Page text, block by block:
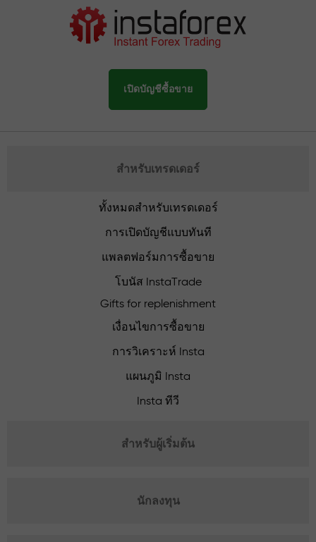
เปิดบัญชีซื้อขาย
สำหรับเทรดเดอร์
ทั้งหมดสำหรับเทรดเดอร์
การเปิดบัญชีแบบทันที
แพลตฟอร์มการซื้อขาย
โบนัส InstaTrade
Gifts for replenishment
เงื่อนไขการซื้อขาย
การวิเคราะห์ Insta
แผนภูมิ Insta
Insta ทีวี
สำหรับผู้เริ่มต้น
นักลงทุน